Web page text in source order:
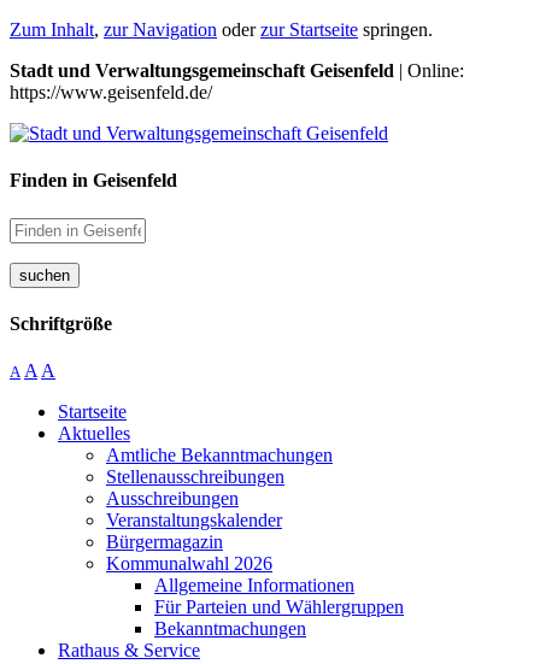
Zum Inhalt, zur Navigation oderzur Startseite springen.
Stadt und Verwaltungsgemeinschaft Geisenfeld | Online:
https://www.geisenfeld.de/
Finden in Geisenfeld
suchen
Schriftgröße
A A A
Startseite
Aktuelles
Amtliche Bekanntmachungen
Stellenausschreibungen
Ausschreibungen
Veranstaltungskalender
Bürgermagazin
Kommunalwahl 2026
Allgemeine Informationen
Für Parteien und Wählergruppen
Bekanntmachungen
Rathaus & Service